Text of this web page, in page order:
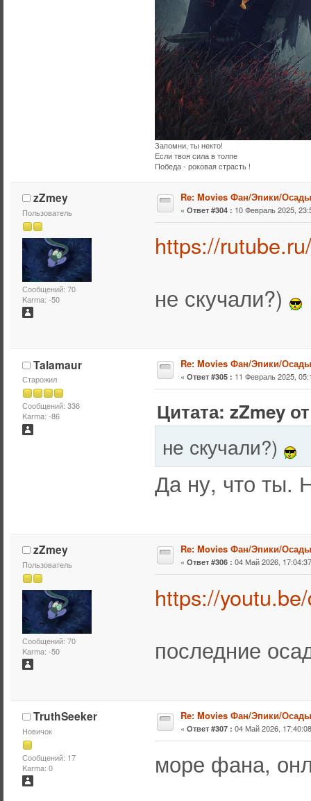
Запомни, ты некто!
Если твоя сила в толпе
Победа - роковая страсть !
zZmey
Пользователь
Сообщений: 70
Karma: -50
Re: Movies Фан/Эпики/Осады
« Ответ #304 : 10 Февраль 2025,
https://
не скучали?)
Talamaur
Старожил
Сообщений: 336
Karma: -86
Re: Movies Фан/Эпики/Осады
« Ответ #305 : 11 Февраль 2025,
Цитата: zZmey
не скучали?)
Да ну, что ты.
zZmey
Пользователь
Сообщений: 70
Karma: -50
Re: Movies Фан/Эпики/Осады
« Ответ #306 : 04 Май 2026,
https://
последние
TruthSeeker
Новичок
Сообщений: 17
Karma: 0
Re: Movies Фан/Эпики/Осады
« Ответ #307 : 04 Май 2026,
море фана,